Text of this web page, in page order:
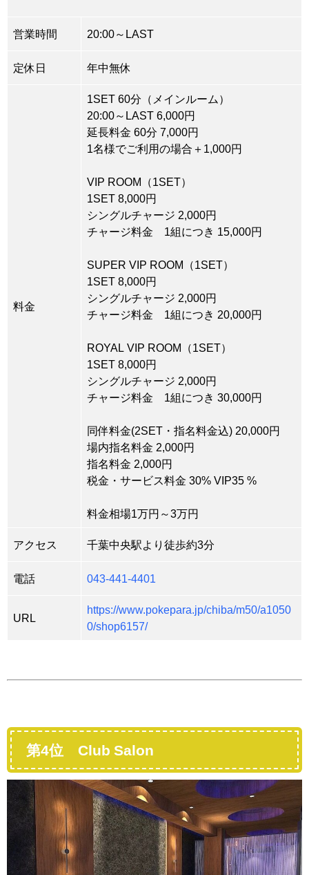
営業時間 20:00～LAST
定休日 年中無休
料金
1SET 60分（メインルーム）
20:00～LAST 6,000円
延長料金 60分 7,000円
1名様でご利用の場合＋1,000円
VIP ROOM（1SET）
1SET 8,000円
シングルチャージ 2,000円
チャージ料金 1組につき 15,000円
SUPER VIP ROOM（1SET）
1SET 8,000円
シングルチャージ 2,000円
チャージ料金 1組につき 20,000円
ROYAL VIP ROOM（1SET）
1SET 8,000円
シングルチャージ 2,000円
チャージ料金 1組につき 30,000円
同伴料金(2SET・指名料金込) 20,000円
場内指名料金 2,000円
指名料金 2,000円
税金・サービス料金 30% VIP35 %
料金相場1万円～3万円
アクセス 千葉中央駅より徒歩約3分
電話 043-441-4401
URL
https://www.pokepara.jp/chiba/m50/a1050
0/shop6157/
第4位 Club Salon